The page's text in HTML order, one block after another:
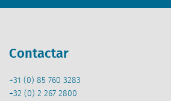
Contactar
+31 (0) 85 760 3283
+32 (0) 2 267 2800